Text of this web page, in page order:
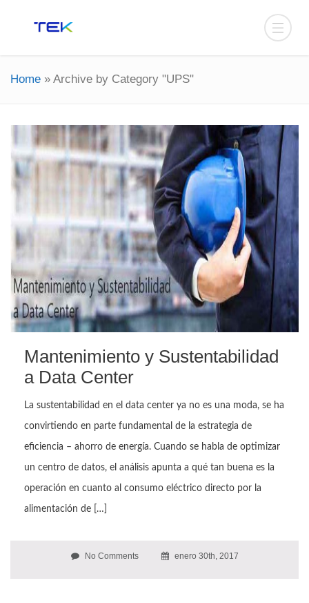
Home » Archive by Category "UPS"
Mantenimiento y Sustentabilidad
a Data Center
La sustentabilidad en el data center ya no es una moda, se ha
convirtiendo en parte fundamental de la estrategia de
eficiencia – ahorro de energía. Cuando se habla de optimizar
un centro de datos, el análisis apunta a qué tan buena es la
operación en cuanto al consumo eléctrico directo por la
alimentación de […]
No Comments enero 30th, 2017